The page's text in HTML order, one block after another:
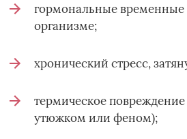
гормональные временные
организме;
хронический стресс,
термическое повреждение
утюжком или феном);